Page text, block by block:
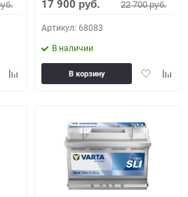
Добавить
17 900 руб. 22 700руб.
Артикул: 68083
В наличии
Добавить
В корзину